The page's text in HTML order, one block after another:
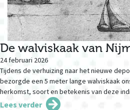
De walviskaak van
24 februari 2026
Tijdens de verhuizing naar het nieuwe
bezorgde een 5 meter lange walviskaak
herkomst, soort en betekenis van deze
Lees verder